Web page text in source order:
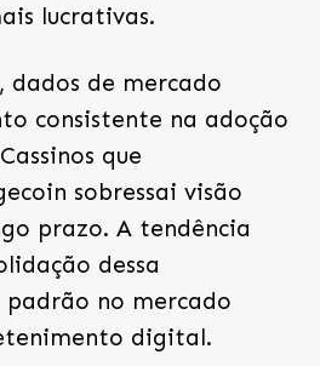
lucrativas.
dados de mercado
consistente na adoção
que
sobressai visão
prazo. A tendência
dessa
no mercado
digital.